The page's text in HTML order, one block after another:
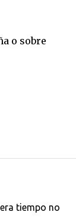
o sobre
tiempo no